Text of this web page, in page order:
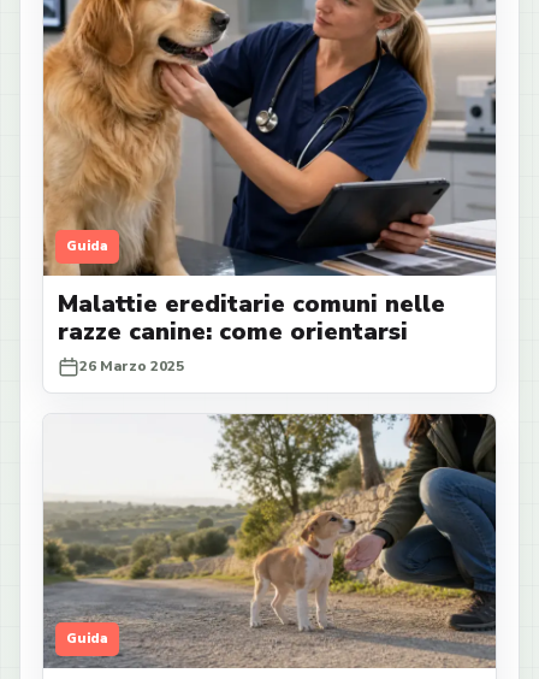
Guida
Malattie ereditarie comuni nelle
razze canine: come orientarsi
26 Marzo 2025
Guida